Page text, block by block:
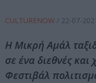
CULTURENOW / 22-07-
Η Μικρή Αμάλ
σε ένα διεθνές
Φεστιβάλ